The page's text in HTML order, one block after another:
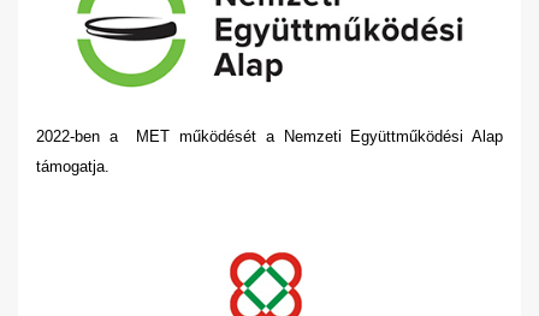
2022-ben a MET működését a Nemzeti Együttműködési Alap
támogatja.